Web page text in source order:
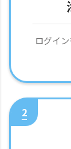
ログイ
2